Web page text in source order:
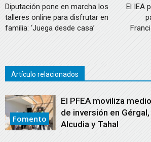
Diputación pone en marcha los
talleres online para disfrutar en
familia: ‘Juega desde casa’
El IEA
Artículo relacionados
Fomento
El PFEA moviliza
de inversión en
Alcudia y Tahal